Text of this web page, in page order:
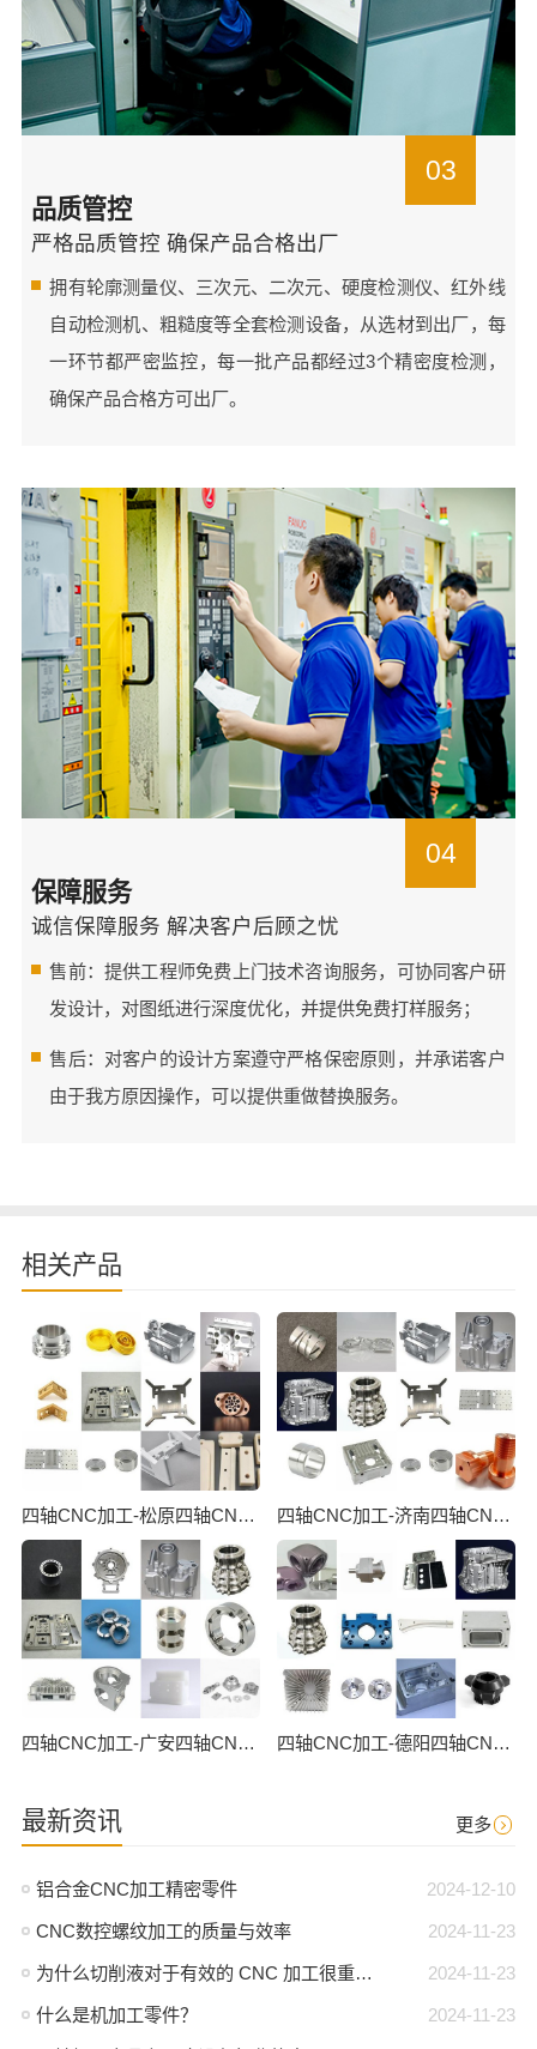
03
品质管控
严格品质管控 确保产品合格出厂
拥有轮廓测量仪、三次元、二次元、硬度检测仪、红外线
自动检测机、粗糙度等全套检测设备，从选材到出厂，每
一环节都严密监控，每一批产品都经过3个精密度检测，
确保产品合格方可出厂。
04
保障服务
诚信保障服务 解决客户后顾之忧
售前：提供工程师免费上门技术咨询服务，可协同客户研
发设计，对图纸进行深度优化，并提供免费打样服务；
售后：对客户的设计方案遵守严格保密原则，并承诺客户
由于我方原因操作，可以提供重做替换服务。
相关产品
四轴CNC加工-松原四轴CNC数控加工 四轴CNC加工-济南四轴CNC数控加工
四轴CNC加工-广安四轴CNC数控加工 四轴CNC加工-德阳四轴CNC数控加工
最新资讯 更多
2024-12-10
铝合金CNC加工精密零件
2024-11-23
CNC数控螺纹加工的质量与效率
2024-11-23
为什么切削液对于有效的 CNC 加工很重要？
2024-11-23
什么是机加工零件？